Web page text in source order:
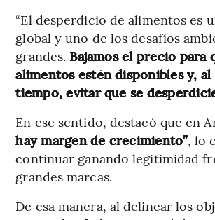
“El desperdicio de alimentos es
global y uno de los desafíos
grandes. Bajamos el precio para
alimentos estén disponibles y, al
tiempo, evitar que se
En ese sentido, destacó que en
hay margen de crecimiento”, lo
continuar ganando legitimidad
grandes marcas.
De esa manera, al delinear los